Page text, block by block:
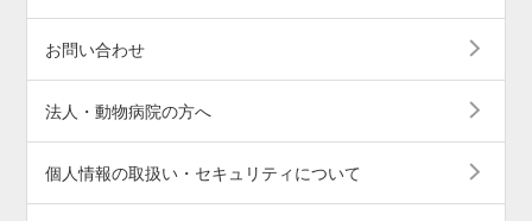
お問い合わせ
法人・動物病院の方へ
個人情報の取扱い・セキュリティについて